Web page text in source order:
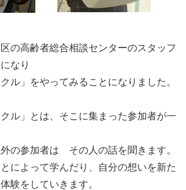
の高齢者総合相談センターのスタッフ
なり
ル」をやってみることになりました。
クル」とは、そこに集まった参加者が一
の参加者は その人の話を聞きます。
によって学んだり、自分の想いを新た
験をしていきます。